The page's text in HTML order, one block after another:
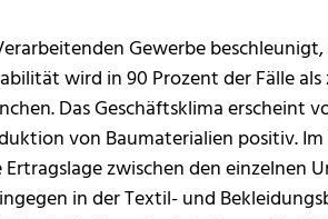
Gewerbe
wird in 90 Prozent der Fälle
Das Geschäftsklima erscheint
von Baumaterialien positiv. Im
zwischen den einzelnen
in der Textil- und